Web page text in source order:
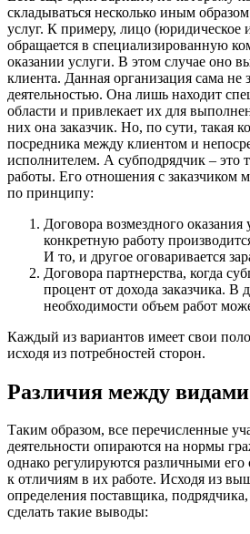
складываться несколько иным
услуг. К примеру, лицо (юридическое
обращается в специализированную
оказании услуги. В этом случае оно
клиента. Данная организация сама не
деятельностью. Она лишь находит
области и привлекает их для
них она заказчик. Но, по сути, такая
посредника между клиентом и
исполнителем. А субподрядчик – это
работы. Его отношения с заказчиком
по принципу:
Договора возмездного оказания
конкретную работу
И то, и другое оговаривается
Договора партнерства, когда
процент от дохода заказчика. В
необходимости объем работ
Каждый из вариантов имеет свои
исходя из потребностей сторон.
Различия между видами
Таким образом, все перечисленные
деятельности опираются на нормы
однако регулируются различными его
к отличиям в их работе. Исходя из
определения поставщика,
сделать такие выводы: